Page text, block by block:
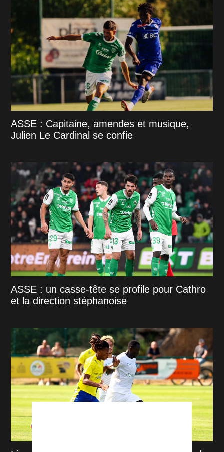
ASSE : Capitaine, amendes et musique,
Julien Le Cardinal se confie
ASSE : un casse-tête se profile pour Cathro
et la direction stéphanoise